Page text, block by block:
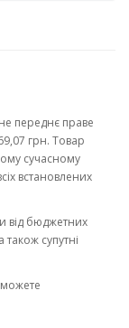
переднє праве
грн. Товар
сучасному
встановлених
від бюджетних
також супутні